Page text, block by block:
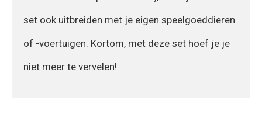
set ook uitbreiden met je eigen speelgoeddieren
of -voertuigen. Kortom, met deze set hoef je je
niet meer te vervelen!